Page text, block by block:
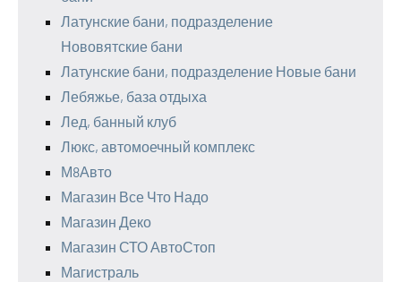
Латунские бани, подразделение
Нововятские бани
Латунские бани, подразделение Новые бани
Лебяжье, база отдыха
Лед, банный клуб
Люкс, автомоечный комплекс
М8Авто
Магазин Все Что Надо
Магазин Деко
Магазин СТО АвтоСтоп
Магистраль